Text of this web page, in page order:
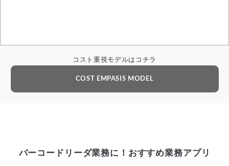
コスト重視モデルはコチラ
COST EMPASIS MODEL
バーコードリーダ業務に！おすすめ業務アプリ